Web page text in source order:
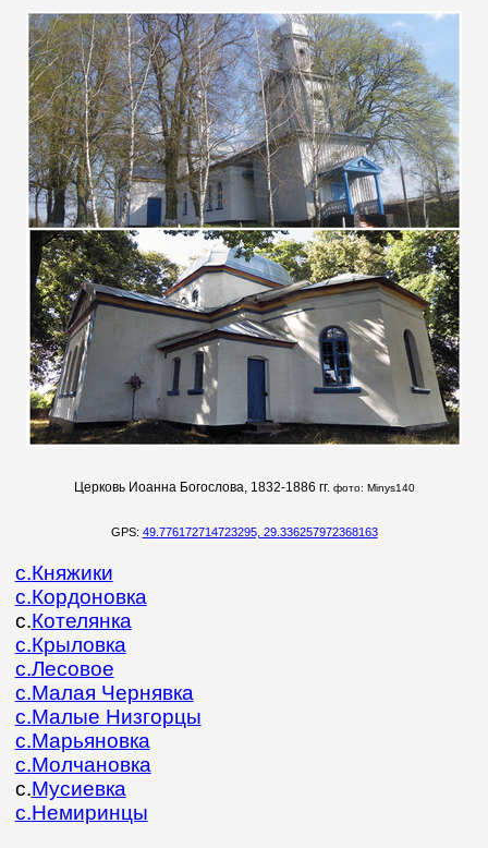
Церковь Иоанна Богослова, 1832-1886 гг. фото: Minys140
GPS: 49.776172714723295, 29.336257972368163
с.Княжики
с.Кордоновка
с.Котелянка
с.Крыловка
с.Лесовое
с.Малая Чернявка
с.Малые Низгорцы
с.Марьяновка
с.Молчановка
с.Мусиевка
с.Немиринцы